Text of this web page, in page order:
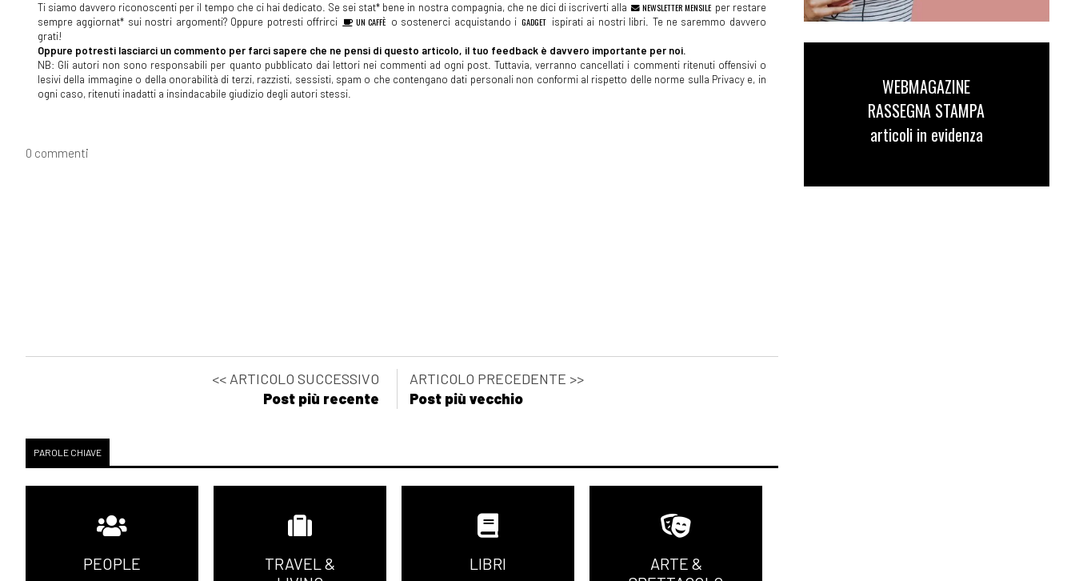
Ti siamo davvero riconoscenti per il tempo che ci hai dedicato. Se sei stat* bene in nostra compagnia, che ne dici di iscriverti alla NEWSLETTER MENSILE per restare
sempre aggiornat* sui nostri argomenti? Oppure potresti offrirci
UN CAFFÈ o sostenerci acquistando i GADGET ispirati ai nostri libri. Te ne saremmo davvero
grati!
Oppure potresti lasciarci un commento per farci sapere che ne pensi di questo articolo, il tuo feedback è davvero importante per noi.
NB: Gli autori non sono responsabili per quanto pubblicato dai lettori nei commenti ad ogni post. Tuttavia, verranno cancellati i commenti ritenuti offensivi o
lesivi della immagine o della onorabilità di terzi, razzisti, sessisti, spam o che contengano dati personali non conformi al rispetto delle norme sulla Privacy e, in
ogni caso, ritenuti inadatti a insindacabile giudizio degli autori stessi.
0 commenti
<< ARTICOLO SUCCESSIVO
Post più recente
ARTICOLO PRECEDENTE >>
Post più vecchio
PAROLE CHIAVE
PEOPLE
TRAVEL &
LIBRI
ARTE &
WEBMAGAZINE
RASSEGNA STAMPA
articoli in evidenza